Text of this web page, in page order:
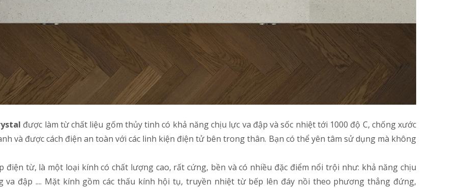
được làm từ chất liệu gốm thủy tinh có khả năng chịu lực va đập và sốc nhiệt tới 1000 độ C, chống xước
và được cách điện an toàn với các linh kiện điện tử bên trong thân. Bạn có thể yên tâm sử dụng mà không
điện từ, là một loại kính có chất lượng cao, rất cứng, bền và có nhiều đặc điểm nổi trội như: khả năng chịu
va đập .... Mặt kính gồm các thấu kính hội tụ, truyền nhiệt từ bếp lên đáy nồi theo phương thẳng đứng,